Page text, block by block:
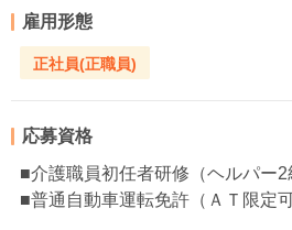
雇用形態
正社員(正職員)
応募資格
■介護職員初任者研修（ヘルパー2
■普通自動車運転免許（ＡＴ限定可